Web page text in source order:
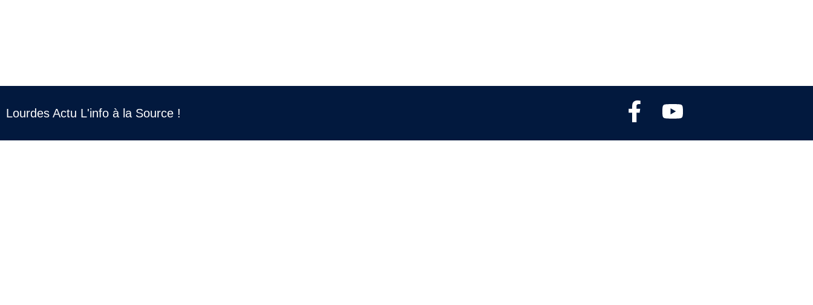
Lourdes Actu L'info à la Source !